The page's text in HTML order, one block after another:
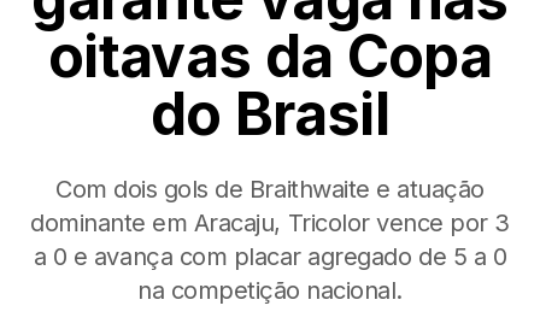
oitavas da Copa
do Brasil
Com dois gols de Braithwaite e atuação
dominante em Aracaju, Tricolor vence por 3
a 0 e avança com placar agregado de 5 a 0
na competição nacional.